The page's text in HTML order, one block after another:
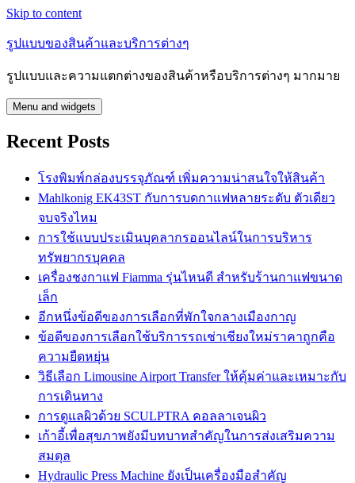
Skip to content
รูปแบบของสินค้าและบริการต่างๆ
รูปแบบและความแตกต่างของสินค้าหรือบริการต่างๆ มากมาย
Menu and widgets
Recent Posts
โรงพิมพ์กล่องบรรจุภัณฑ์ เพิ่มความน่าสนใจให้สินค้า
Mahlkonig EK43ST กับการบดกาแฟหลายระดับ ตัวเดียว
จบจริงไหม
การใช้แบบประเมินบุคลากรออนไลน์ในการบริหาร
ทรัพยากรบุคคล
เครื่องชงกาแฟ Fiamma รุ่นไหนดี สำหรับร้านกาแฟขนาด
เล็ก
อีกหนึ่งข้อดีของการเลือกที่พักใจกลางเมืองกาญ
ข้อดีของการเลือกใช้บริการรถเช่าเชียงใหม่ราคาถูกคือ
ความยืดหยุ่น
วิธีเลือก Limousine Airport Transfer ให้คุ้มค่าและเหมาะกับ
การเดินทาง
การดูแลผิวด้วย SCULPTRA คอลลาเจนผิว
เก้าอี้เพื่อสุขภาพยังมีบทบาทสำคัญในการส่งเสริมความ
สมดุล
Hydraulic Press Machine ยังเป็นเครื่องมือสำคัญ